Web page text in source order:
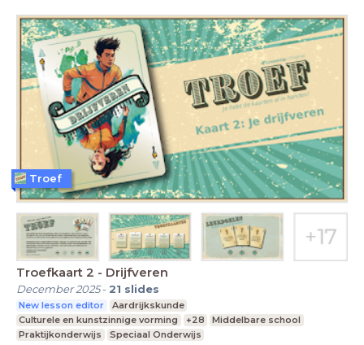
Troefkaart 2 - Drijfveren
December 2025- 21 slides
New lesson editor
Aardrijkskunde
Culturele en kunstzinnige vorming
+28
Middelbare school
Praktijkonderwijs
Speciaal Onderwijs
Troef